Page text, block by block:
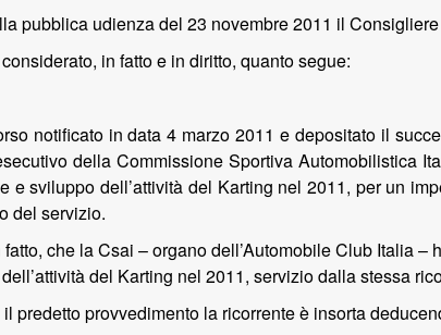
pubblica udienza del 23 novembre 2011 il
in fatto e in diritto, quanto segue:
notificato in data 4 marzo 2011 e depositato il
della Commissione Sportiva Automobilistica
e sviluppo dell’attività del Karting nel 2011, per un
del servizio.
che la Csai – organo dell’Automobile Club Italia
del Karting nel 2011, servizio dalla stessa
predetto provvedimento la ricorrente è insorta